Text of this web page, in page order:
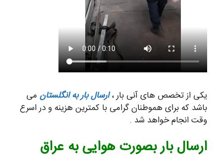
یکی از تخصص های آنی بار ،ارسال بار به انگلستان می
باشد که برای هموطنان گرامی با کمترین هزینه و در اسرع
وقت انجام خواهد شد .
ارسال بار بصورت هوایی به عراق